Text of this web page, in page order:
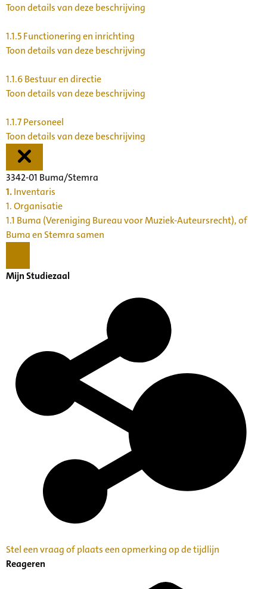
Toon details van deze beschrijving
1.1.5Functionering en inrichting
Toon details van deze beschrijving
1.1.6Bestuur en directie
Toon details van deze beschrijving
1.1.7Personeel
Toon details van deze beschrijving
3342-01 Buma/Stemra
1.Inventaris
1. Organisatie
1.1 Buma (Vereniging Bureau voor Muziek-Auteursrecht), of
Buma en Stemra samen
Mijn Studiezaal
Stel een vraag of plaats een opmerking op de tijdlijn
Reageren